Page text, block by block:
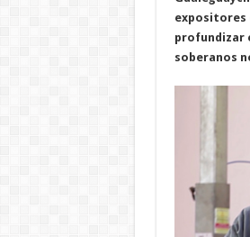
expositores
profundizar
soberanos